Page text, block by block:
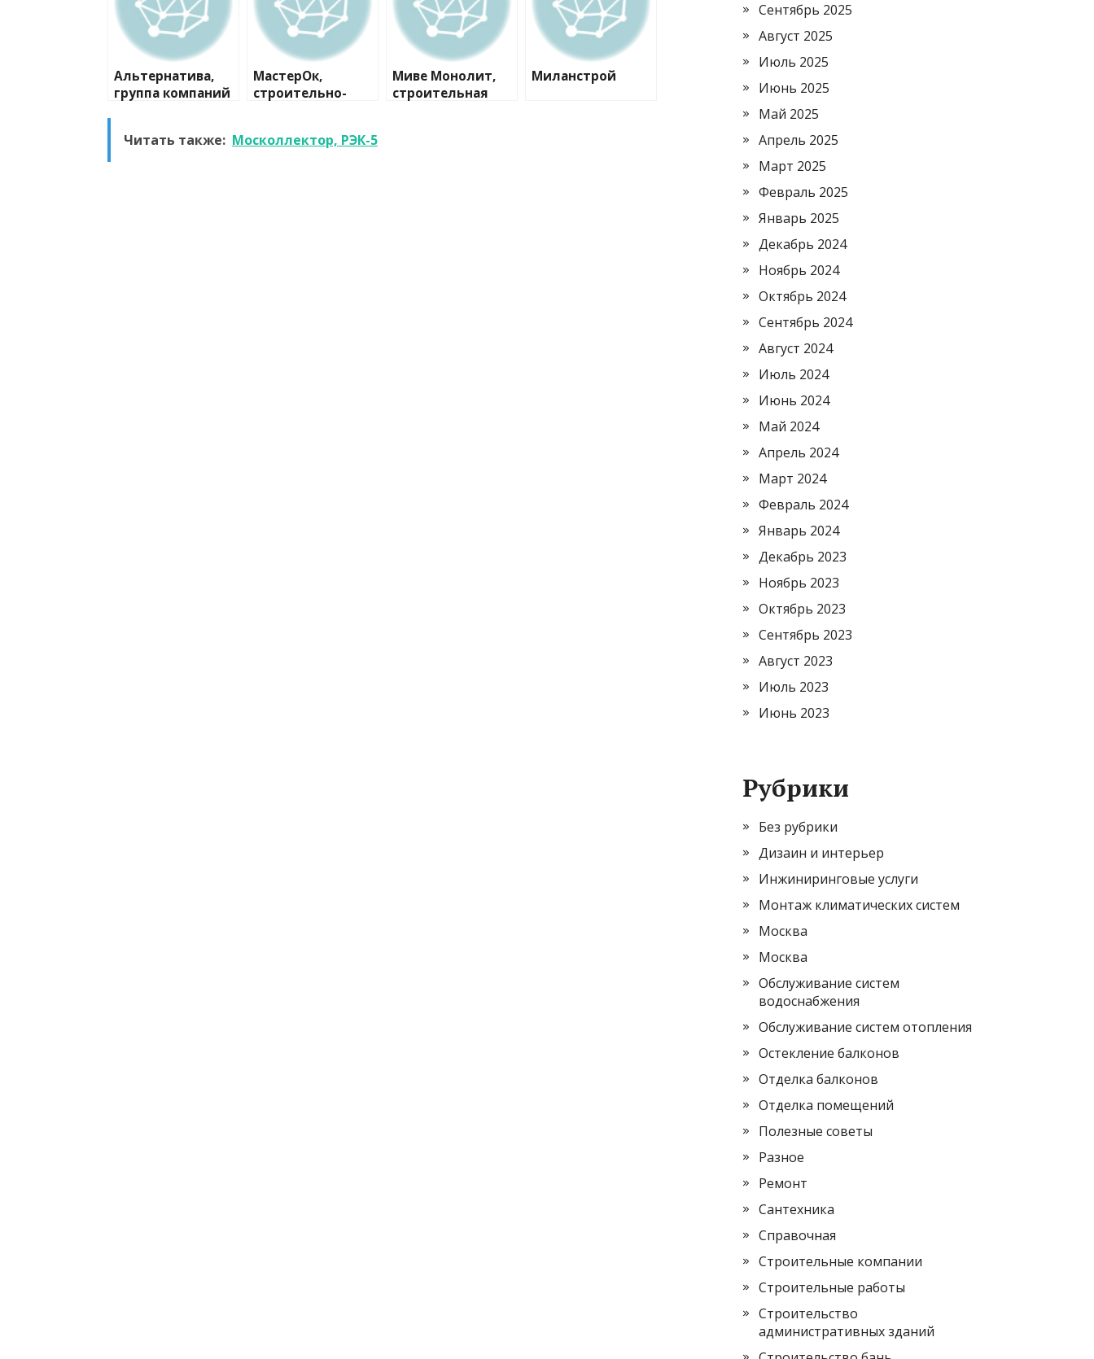
Альтернатива,
группа компаний
МастерОк,
строительно-
Миве Монолит,
строительная
Миланстрой
Читать также: Москоллектор, РЭК-5
Сентябрь 2025
Август 2025
Июль 2025
Июнь 2025
Май 2025
Апрель 2025
Март 2025
Февраль 2025
Январь 2025
Декабрь 2024
Ноябрь 2024
Октябрь 2024
Сентябрь 2024
Август 2024
Июль 2024
Июнь 2024
Май 2024
Апрель 2024
Март 2024
Февраль 2024
Январь 2024
Декабрь 2023
Ноябрь 2023
Октябрь 2023
Сентябрь 2023
Август 2023
Июль 2023
Июнь 2023
Рубрики
Без рубрики
Дизаин и интерьер
Инжиниринговые услуги
Монтаж климатических систем
Москва
Москва
Обслуживание систем
водоснабжения
Обслуживание систем отопления
Остекление балконов
Отделка балконов
Отделка помещений
Полезные советы
Разное
Ремонт
Сантехника
Справочная
Строительные компании
Строительные работы
Строительство
административных зданий